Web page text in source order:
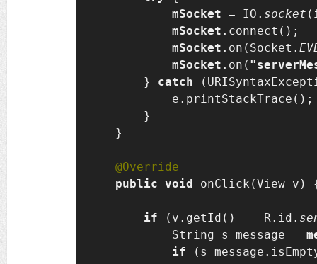
mSocket = IO. socket
mSocket .connect();
mSocket .on(Socket.
mSocket .on(
        }
catch
            e.printStackTrace();
        }
    }
public void onClick(View v)
if (v.getId() == R.id.
            String s_message =
if